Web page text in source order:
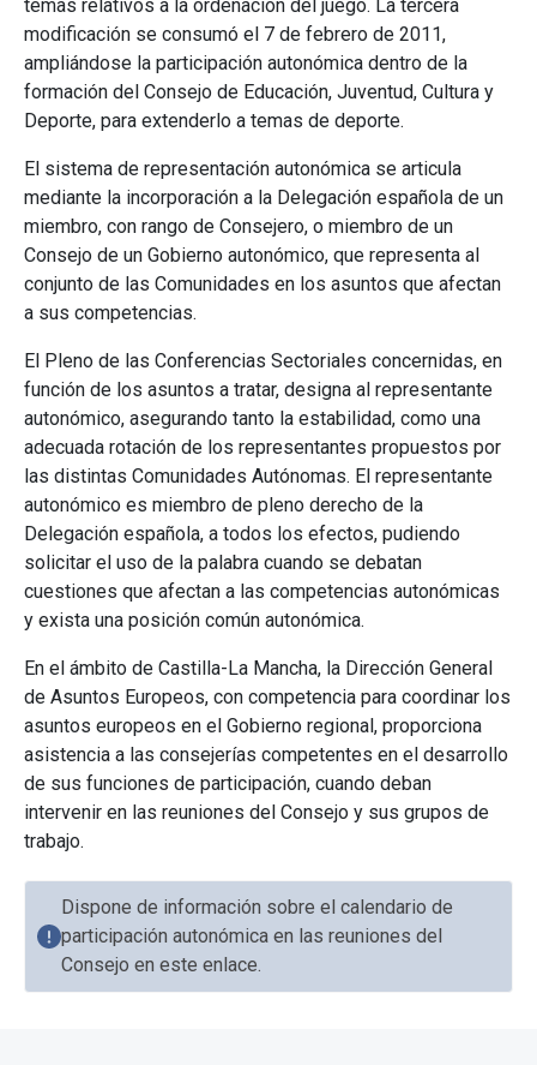
temas relativos a la ordenación del juego. La tercera
modificación se consumó el 7 de febrero de 2011,
ampliándose la participación autonómica dentro de la
formación del Consejo de Educación, Juventud, Cultura y
Deporte, para extenderlo a temas de deporte.
El sistema de representación autonómica se articula
mediante la incorporación a la Delegación española de un
miembro, con rango de Consejero, o miembro de un
Consejo de un Gobierno autonómico, que representa al
conjunto de las Comunidades en los asuntos que afectan
a sus competencias.
El Pleno de las Conferencias Sectoriales concernidas, en
función de los asuntos a tratar, designa al representante
autonómico, asegurando tanto la estabilidad, como una
adecuada rotación de los representantes propuestos por
las distintas Comunidades Autónomas. El representante
autonómico es miembro de pleno derecho de la
Delegación española, a todos los efectos, pudiendo
solicitar el uso de la palabra cuando se debatan
cuestiones que afectan a las competencias autonómicas
y exista una posición común autonómica.
En el ámbito de Castilla-La Mancha, la Dirección General
de Asuntos Europeos, con competencia para coordinar los
asuntos europeos en el Gobierno regional, proporciona
asistencia a las consejerías competentes en el desarrollo
de sus funciones de participación, cuando deban
intervenir en las reuniones del Consejo y sus grupos de
trabajo.
Dispone de información sobre el calendario de
participación autonómica en las reuniones del
Consejo en este enlace.